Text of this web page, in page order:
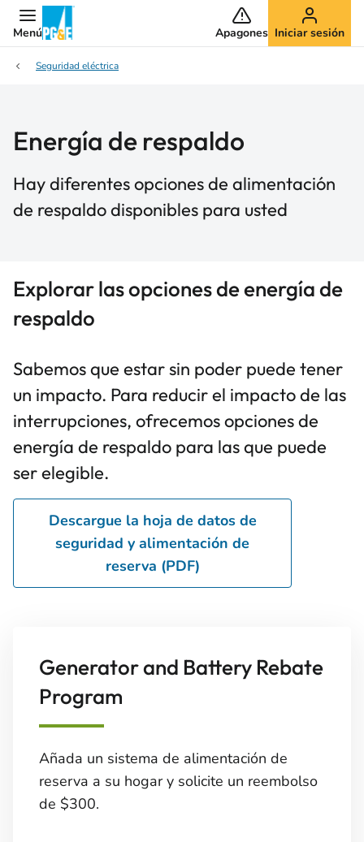
Menú Apagones Iniciar sesión
Seguridad eléctrica
Energía de respaldo
Hay diferentes opciones de alimentación
de respaldo disponibles para usted
Explorar las opciones de energía de
respaldo
Sabemos que estar sin poder puede tener
un impacto. Para reducir el impacto de las
interrupciones, ofrecemos opciones de
energía de respaldo para las que puede
ser elegible.
Descargue la hoja de datos de
seguridad y alimentación de
reserva (PDF)
Generator and Battery Rebate
Program
Añada un sistema de alimentación de
reserva a su hogar y solicite un reembolso
de $300.